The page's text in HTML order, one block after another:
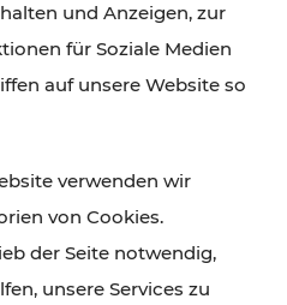
das Burgenland
Gastronomie,
– viele
Ticket- und Fahrplan-
schnell erreichbar.
und Anzeigen, zur
für Soziale Medien
auf unsere Website so
verwenden wir
von Cookies.
der Seite notwendig,
unsere Services zu